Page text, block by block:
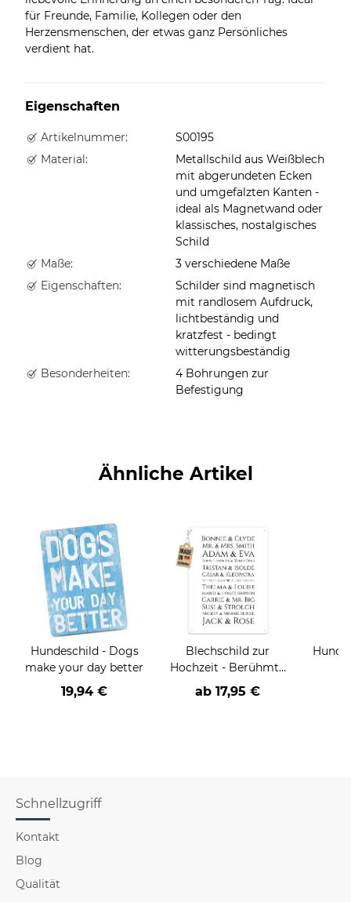
für Freunde, Familie, Kollegen oder den
Herzensmenschen, der etwas ganz Persönliches
verdient hat.
Eigenschaften
Artikelnummer:
S00195
Material:
Metallschild aus Weißblech
mit abgerundeten Ecken
und umgefalzten Kanten -
ideal als Magnetwand oder
klassisches, nostalgisches
Schild
Maße:
3 verschiedene Maße
Eigenschaften:
Schilder sind magnetisch
mit randlosem Aufdruck,
lichtbeständig und
kratzfest - bedingt
witterungsbeständig
Besonderheiten:
4 Bohrungen zur
Befestigung
Ähnliche Artikel
Hundeschild - Dogs
make your day better
19,94 €
Blechschild zur
Hochzeit - Berühmte
Paare - mit Namen -
2 verschiedene
ab 17,95 €
Schnellzugriff
Kontakt
Blog
Qualität